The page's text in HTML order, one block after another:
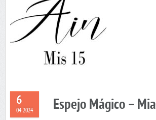
6
04 2024 Espejo Mágico – Mia